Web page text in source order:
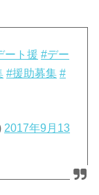
ート援 #デー
#援助募集 #
2017年9月13